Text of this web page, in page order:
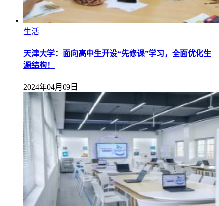
生活
天津大学：面向高中生开设“先修课”学习，全面优化生
源结构！
2024年04月09日